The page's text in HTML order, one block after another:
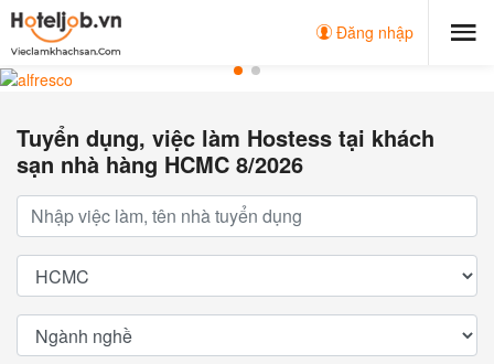
Đăng nhập
Tuyển dụng, việc làm Hostess tại khách
sạn nhà hàng HCMC 8/2026